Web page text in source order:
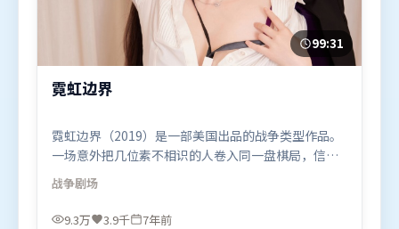
99:31
霓虹边界
霓虹边界（2019）是一部美国出品的战争类型作品。
一场意外把几位素不相识的人卷入同一盘棋局，信任
与背叛交替上演。叙事线索多线并进，最终在关键节
点收束。由杜琪峰执导，迪皮卡·帕度柯妮、长泽雅
美、黄政民，杨幂、阿米尔·汗等联袂出演。影片于
战争剧场
9.3万 3.9千 7年前